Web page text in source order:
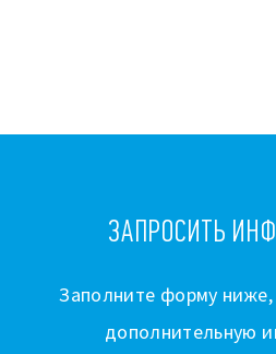
ЗАПРОСИТЬ
Заполните форму
дополнительную